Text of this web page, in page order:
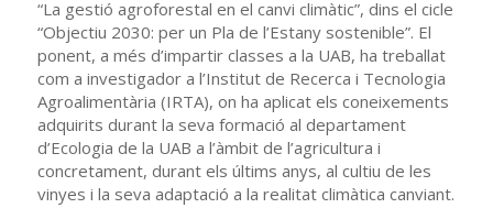
“La gestió agroforestal en el canvi climàtic”, dins el cicle
“Objectiu 2030: per un Pla de l’Estany sostenible”. El
ponent, a més d’impartir classes a la UAB, ha treballat
com a investigador a l’Institut de Recerca i Tecnologia
Agroalimentària (IRTA), on ha aplicat els coneixements
adquirits durant la seva formació al departament
d’Ecologia de la UAB a l’àmbit de l’agricultura i
concretament, durant els últims anys, al cultiu de les
vinyes i la seva adaptació a la realitat climàtica canviant.